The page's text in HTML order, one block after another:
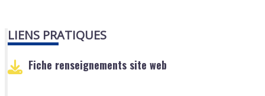
LIENS PRATIQUES
Fiche renseignements site web